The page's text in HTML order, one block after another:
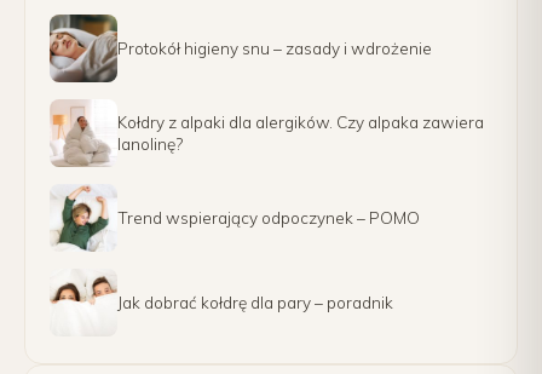
Protokół higieny snu – zasady i wdrożenie
Kołdry z alpaki dla alergików. Czy alpaka zawiera
lanolinę?
Trend wspierający odpoczynek – POMO
Jak dobrać kołdrę dla pary – poradnik